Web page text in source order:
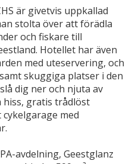
är givetvis uppkallad
stolta över att förädla
och fiskare till
Hotellet har även
med uteservering, och
skuggiga platser i den
dig ner och njuta av
hiss, gratis trådlöst
med
avdelning, Geestglanz